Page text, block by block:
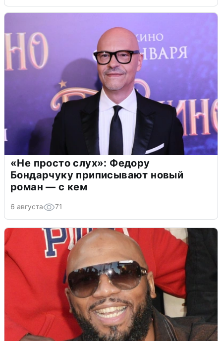
«Не просто слух»: Федору
Бондарчуку приписывают новый
роман — с кем
6 августа 71